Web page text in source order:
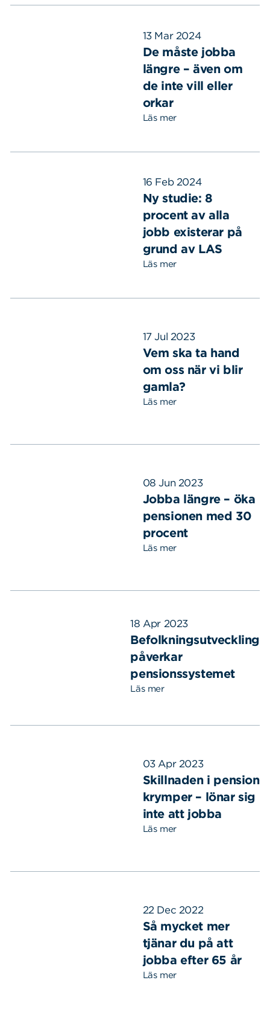
13 Mar 2024
De måste jobba
längre – även om
de inte vill eller
orkar
Läs mer
16 Feb 2024
Ny studie: 8
procent av alla
jobb existerar på
grund av LAS
Läs mer
17 Jul 2023
Vem ska ta hand
om oss när vi blir
gamla?
Läs mer
08 Jun 2023
Jobba längre – öka
pensionen med 30
procent
Läs mer
18 Apr 2023
Befolkningsutveckling
påverkar
pensionssystemet
Läs mer
03 Apr 2023
Skillnaden i pension
krymper – lönar sig
inte att jobba
Läs mer
22 Dec 2022
Så mycket mer
tjänar du på att
jobba efter 65 år
Läs mer